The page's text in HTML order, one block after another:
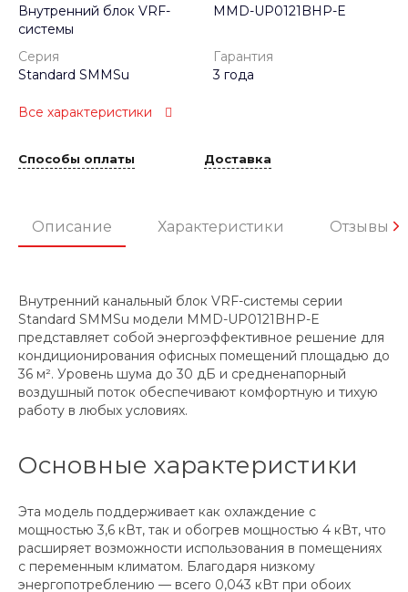
Внутренний блок VRF-
системы
MMD-UP0121BHP-E
Серия
Standard SMMSu
Гарантия
3 года
Все характеристики
Способы оплаты Доставка
Описание Характеристики Отзывы
Внутренний канальный блок VRF-системы серии
Standard SMMSu модели MMD-UP0121BHP-E
представляет собой энергоэффективное решение для
кондиционирования офисных помещений площадью до
36 м². Уровень шума до 30 дБ и средненапорный
воздушный поток обеспечивают комфортную и тихую
работу в любых условиях.
Основные характеристики
Эта модель поддерживает как охлаждение с
мощностью 3,6 кВт, так и обогрев мощностью 4 кВт, что
расширяет возможности использования в помещениях
с переменным климатом. Благодаря низкому
энергопотреблению — всего 0,043 кВт при обоих